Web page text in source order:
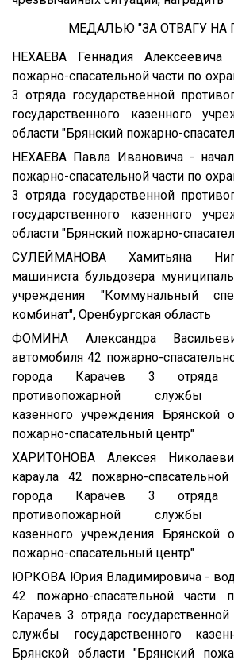
МЕДАЛЬЮ "ЗА ОТВАГУ НА
НЕХАЕВА Геннадия
пожарно-спасательной части по
3 отряда государственной
государственного казенного
области "Брянский пожарно-
НЕХАЕВА Павла Ивановича -
пожарно-спасательной части по
3 отряда государственной
государственного казенного
области "Брянский пожарно-
СУЛЕЙМАНОВА Хамитьяна
машиниста бульдозера
учреждения "Коммунальный
комбинат", Оренбургская область
ФОМИНА Александра
автомобиля 42 пожарно-
города Карачев 3 отряда
противопожарной службы
казенного учреждения Брянской
пожарно-спасательный центр"
ХАРИТОНОВА Алексея
караула 42 пожарно-
города Карачев 3 отряда
противопожарной службы
казенного учреждения Брянской
пожарно-спасательный центр"
ЮРКОВА Юрия Владимировича -
42 пожарно-спасательной части
Карачев 3 отряда
службы государственного
Брянской области "Брянский